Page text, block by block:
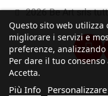
2026 Be Art srls
Questo sito web
migliorare i servizi e
preferenze,
Per dare il tuo
Accetta.
Più Info